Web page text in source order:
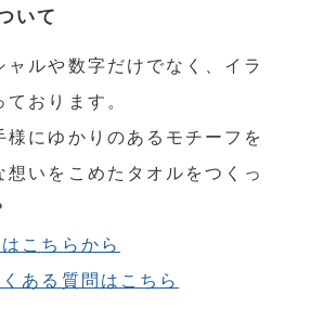
いて
ャルや数字だけでなく、イラ
おります。
様にゆかりのあるモチーフを
想いをこめたタオルをつくっ
こちらから
ある質問はこちら